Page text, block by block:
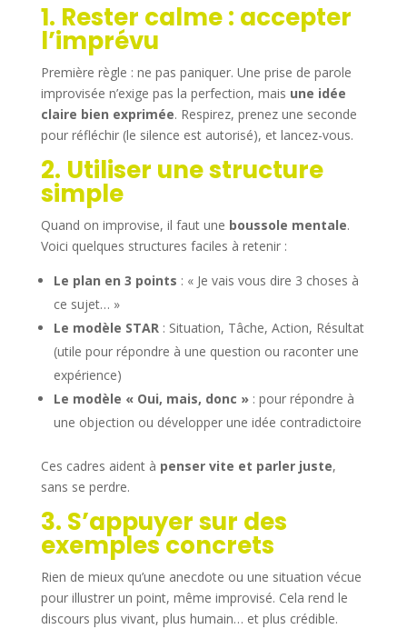
1. Rester calme : accepter
l’imprévu
Première règle : ne pas paniquer. Une prise de parole
improvisée n’exige pas la perfection, mais une idée
claire bien exprimée. Respirez, prenez une seconde
pour réfléchir (le silence est autorisé), et lancez-vous.
2. Utiliser une structure
simple
Quand on improvise, il faut une boussole mentale.
Voici quelques structures faciles à retenir :
Le plan en 3 points : « Je vais vous dire 3 choses à
ce sujet… »
Le modèle STAR: Situation, Tâche, Action, Résultat
(utile pour répondre à une question ou raconter une
expérience)
Le modèle « Oui, mais, donc »: pour répondre à
une objection ou développer une idée contradictoire
Ces cadres aident à penser vite et parler juste,
sans se perdre.
3. S’appuyer sur des
exemples concrets
Rien de mieux qu’une anecdote ou une situation vécue
pour illustrer un point, même improvisé. Cela rend le
discours plus vivant, plus humain… et plus crédible.